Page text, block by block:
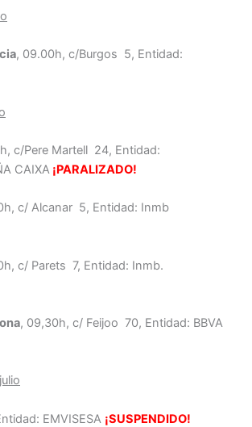
, 09.00h, c/Burgos 5, Entidad:
c/Pere Martell 24, Entidad:
CAIXA ¡PARALIZADO!
c/ Alcanar 5, Entidad: Inmb
c/ Parets 7, Entidad: Inmb.
, 09,30h, c/ Feijoo 70, Entidad: BBVA
EMVISESA ¡SUSPENDIDO!